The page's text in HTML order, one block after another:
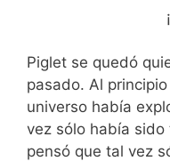
Piglet se quedó
pasado. Al
universo había
vez sólo había sido
pensó que tal vez